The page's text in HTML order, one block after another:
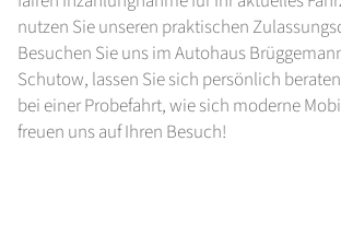
nutzen Sie unseren praktischen
Besuchen Sie uns im Autohaus
Schutow, lassen Sie sich persönlich
bei einer Probefahrt, wie sich moderne
freuen uns auf Ihren Besuch!